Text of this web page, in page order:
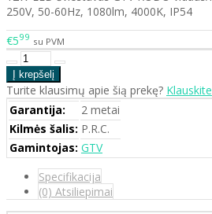
250V, 50-60Hz, 1080lm, 4000K, IP54
€599 su PVM
Turite klausimų apie šią prekę? Klauskite
Garantija:
2 metai
Kilmės šalis: P.R.C.
Gamintojas: GTV
Specifikacija
(0) Atsiliepimai